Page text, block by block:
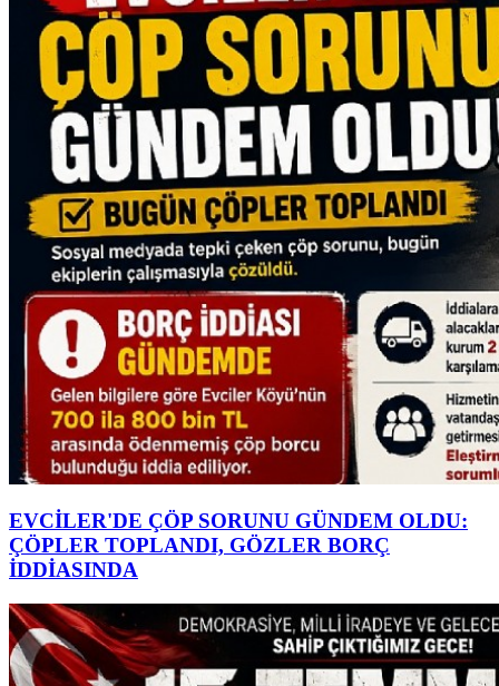
EVCİLER'DE ÇÖP SORUNU GÜNDEM OLDU:
ÇÖPLER TOPLANDI, GÖZLER BORÇ
İDDİASINDA